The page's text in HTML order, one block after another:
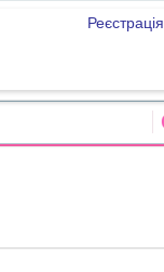
Реєстрація